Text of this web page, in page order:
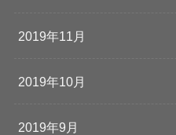
2019年11月
2019年10月
2019年9月